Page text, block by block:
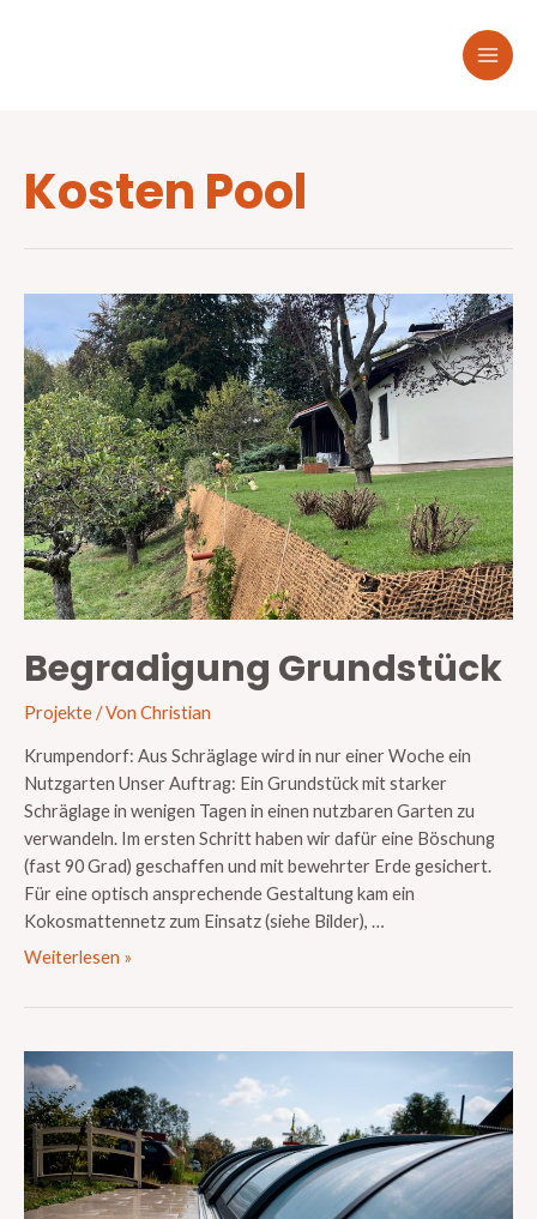
Kosten Pool
Begradigung Grundstück
Projekte/ Von Christian
Krumpendorf: Aus Schräglage wird in nur einer Woche ein
Nutzgarten Unser Auftrag: Ein Grundstück mit starker
Schräglage in wenigen Tagen in einen nutzbaren Garten zu
verwandeln. Im ersten Schritt haben wir dafür eine Böschung
(fast 90 Grad) geschaffen und mit bewehrter Erde gesichert.
Für eine optisch ansprechende Gestaltung kam ein
Kokosmattennetz zum Einsatz (siehe Bilder), …
Weiterlesen »